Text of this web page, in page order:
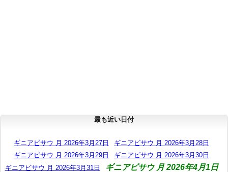
最も近い日付
ギニアビサウ 月 2026年3月27日
ギニアビサウ 月 2026年3月28日
ギニアビサウ 月 2026年3月29日
ギニアビサウ 月 2026年3月30日
ギニアビサウ 月 2026年3月31日
ギニアビサウ 月 2026年4月1日